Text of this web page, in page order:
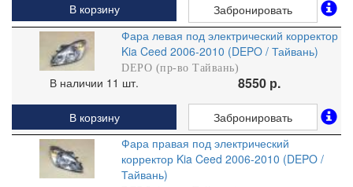
В корзину
Забронировать
Фара левая под электрический корректор
Kia Ceed 2006-2010 (DEPO / Тайвань)
DEPO (пр-во Тайвань)
В наличии 11 шт. 8550 р.
В корзину
Забронировать
Фара правая под электрический
корректор Kia Ceed 2006-2010 (DEPO /
Тайвань)